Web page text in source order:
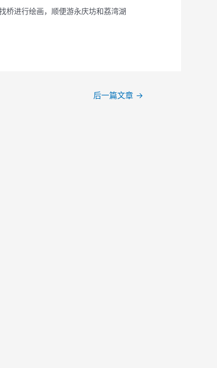
桥进行绘画，顺便游永庆坊和荔湾湖
后一篇文章 →